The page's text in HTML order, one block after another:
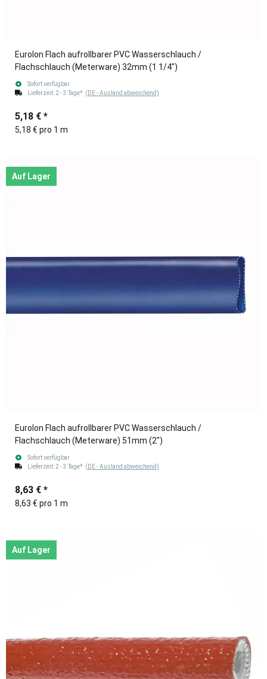
Eurolon Flach aufrollbarer PVC Wasserschlauch /
Flachschlauch (Meterware) 32mm (1 1/4")
Sofort verfügbar
Lieferzeit: 2 - 3 Tage* (DE - Ausland abweichend)
5,18 € *
5,18 € pro 1 m
Auf Lager
Eurolon Flach aufrollbarer PVC Wasserschlauch /
Flachschlauch (Meterware) 51mm (2")
Sofort verfügbar
Lieferzeit: 2 - 3 Tage* (DE - Ausland abweichend)
8,63 € *
8,63 € pro 1 m
Auf Lager